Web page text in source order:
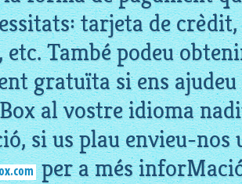
tarjeta de
etc. També podeu
gratuïta si ens
al vostre idioma
si us plau envieu-
per a més